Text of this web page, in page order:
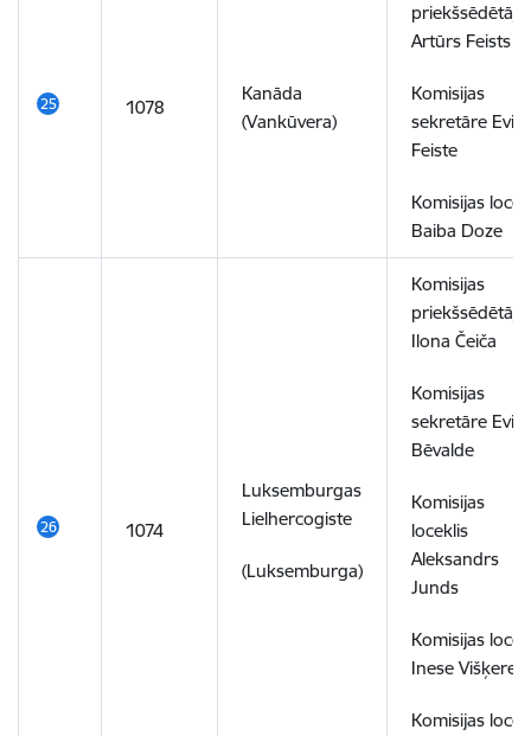
1078
Kanāda
(Vankūvera)
priekšsēdētājs
Artūrs Feists
Komisijas
sekretāre Evija
Feiste
Komisijas
Baiba Doze
1074
Luksemburgas
Lielhercogiste
(Luksemburga)
Komisijas
priekšsēdētāja
Ilona Čeiča
Komisijas
sekretāre Evija
Bēvalde
Komisijas
loceklis
Aleksandrs
Junds
Komisijas
Inese Višķere
Komisijas